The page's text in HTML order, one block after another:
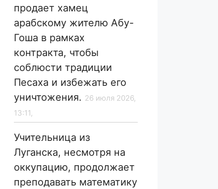
продает хамец
арабскому жителю Абу-
Гоша в рамках
контракта, чтобы
соблюсти традиции
Песаха и избежать его
уничтожения. 26 июля 2026,
13:11,
Учительница из
Луганска, несмотря на
оккупацию, продолжает
преподавать математику